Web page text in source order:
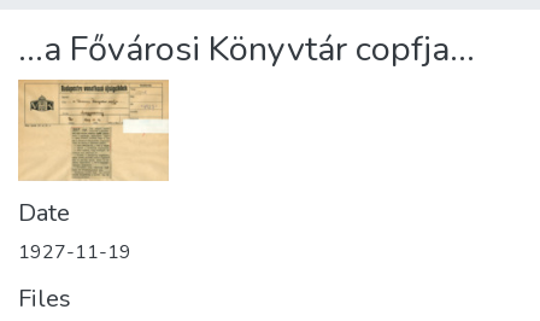
About us
...a Fővárosi Könyvtár copfja...
Date
1927-11-19
Files